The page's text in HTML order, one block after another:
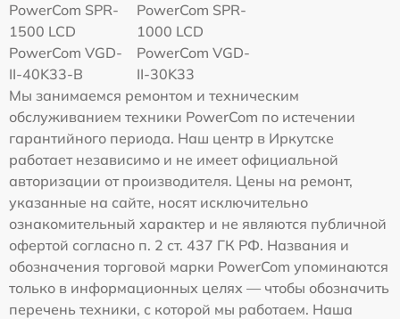
PowerCom SPR-
1500 LCD
PowerCom SPR-
1000 LCD
PowerCom VGD-
II-40K33-B
PowerCom VGD-
II-30K33
Мы занимаемся ремонтом и техническим
обслуживанием техники PowerCom по истечении
гарантийного периода. Наш центр в Иркутске
работает независимо и не имеет официальной
авторизации от производителя. Цены на ремонт,
указанные на сайте, носят исключительно
ознакомительный характер и не являются публичной
офертой согласно п. 2 ст. 437 ГК РФ. Названия и
обозначения торговой марки PowerCom упоминаются
только в информационных целях — чтобы обозначить
перечень техники, с которой мы работаем. Наша